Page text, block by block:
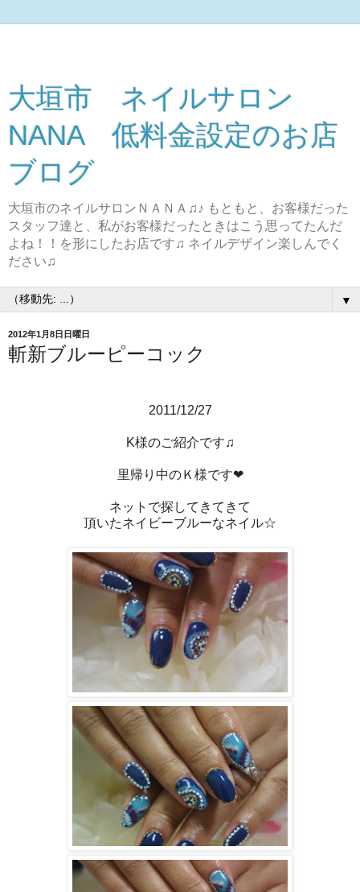
大垣市 ネイルサロン
NANA 低料金設定のお店
ブログ
大垣市のネイルサロンＮＡＮＡ♫♪ もともと、お客様だった
スタッフ達と、私がお客様だったときはこう思ってたんだ
よね！！を形にしたお店です♫ ネイルデザイン楽しんでく
ださい♫
▼
2012年1月8日日曜日
斬新ブルーピーコック
2011/12/27
K様のご紹介です♫
里帰り中のＫ様です❤
ネットで探してきてきて
頂いたネイビーブルーなネイル☆